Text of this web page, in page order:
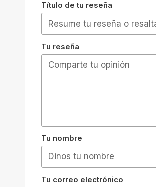
Título de tu reseña
Tu reseña
Tu nombre
Tu correo electrónico